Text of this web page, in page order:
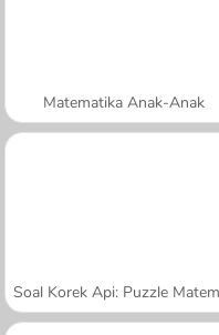
Matematika Anak-Anak